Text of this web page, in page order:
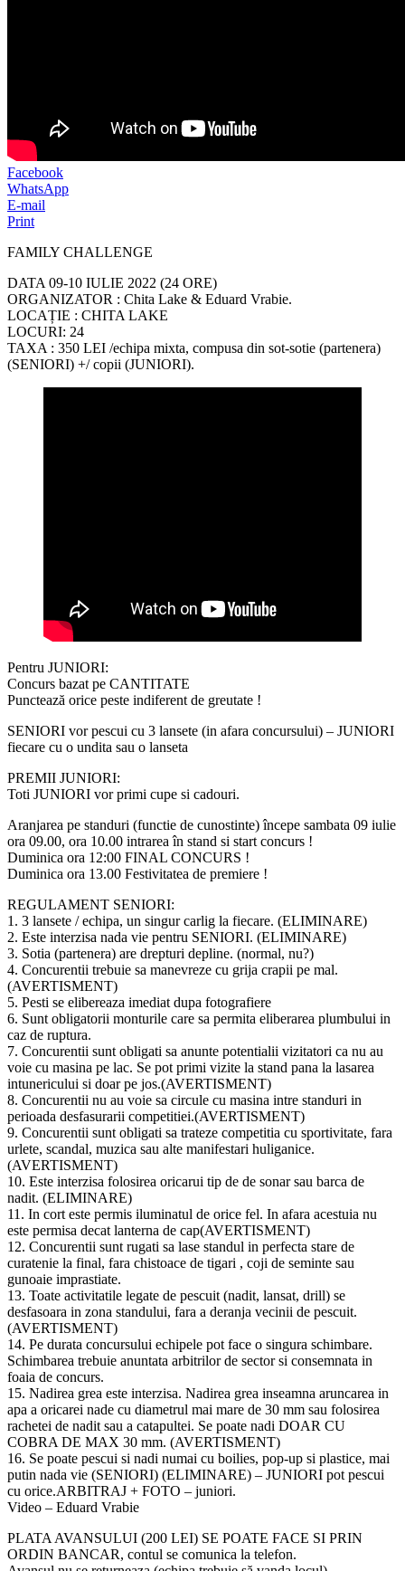
Facebook
WhatsApp
E-mail
Print
FAMILY CHALLENGE
DATA 09-10 IULIE 2022 (24 ORE)
ORGANIZATOR : Chita Lake & Eduard Vrabie.
LOCAȚIE : CHITA LAKE
LOCURI: 24
TAXA : 350 LEI /echipa mixta, compusa din sot-sotie (partenera)
(SENIORI) +/ copii (JUNIORI).
Pentru JUNIORI:
Concurs bazat pe CANTITATE
Punctează orice peste indiferent de greutate !
SENIORI vor pescui cu 3 lansete (in afara concursului) – JUNIORI
fiecare cu o undita sau o lanseta
PREMII JUNIORI:
Toti JUNIORI vor primi cupe si cadouri.
Aranjarea pe standuri (functie de cunostinte) începe sambata 09 iulie
ora 09.00, ora 10.00 intrarea în stand si start concurs !
Duminica ora 12:00 FINAL CONCURS !
Duminica ora 13.00 Festivitatea de premiere !
REGULAMENT SENIORI:
1. 3 lansete / echipa, un singur carlig la fiecare. (ELIMINARE)
2. Este interzisa nada vie pentru SENIORI. (ELIMINARE)
3. Sotia (partenera) are drepturi depline. (normal, nu?)
4. Concurentii trebuie sa manevreze cu grija crapii pe mal.
(AVERTISMENT)
5. Pesti se elibereaza imediat dupa fotografiere
6. Sunt obligatorii monturile care sa permita eliberarea plumbului in
caz de ruptura.
7. Concurentii sunt obligati sa anunte potentialii vizitatori ca nu au
voie cu masina pe lac. Se pot primi vizite la stand pana la lasarea
intunericului si doar pe jos.(AVERTISMENT)
8. Concurentii nu au voie sa circule cu masina intre standuri in
perioada desfasurarii competitiei.(AVERTISMENT)
9. Concurentii sunt obligati sa trateze competitia cu sportivitate, fara
urlete, scandal, muzica sau alte manifestari huliganice.
(AVERTISMENT)
10. Este interzisa folosirea oricarui tip de de sonar sau barca de
nadit. (ELIMINARE)
11. In cort este permis iluminatul de orice fel. In afara acestuia nu
este permisa decat lanterna de cap(AVERTISMENT)
12. Concurentii sunt rugati sa lase standul in perfecta stare de
curatenie la final, fara chistoace de tigari , coji de seminte sau
gunoaie imprastiate.
13. Toate activitatile legate de pescuit (nadit, lansat, drill) se
desfasoara in zona standului, fara a deranja vecinii de pescuit.
(AVERTISMENT)
14. Pe durata concursului echipele pot face o singura schimbare.
Schimbarea trebuie anuntata arbitrilor de sector si consemnata in
foaia de concurs.
15. Nadirea grea este interzisa. Nadirea grea inseamna aruncarea in
apa a oricarei nade cu diametrul mai mare de 30 mm sau folosirea
rachetei de nadit sau a catapultei. Se poate nadi DOAR CU
COBRA DE MAX 30 mm. (AVERTISMENT)
16. Se poate pescui si nadi numai cu boilies, pop-up si plastice, mai
putin nada vie (SENIORI) (ELIMINARE) – JUNIORI pot pescui
cu orice.ARBITRAJ + FOTO – juniori.
Video – Eduard Vrabie
PLATA AVANSULUI (200 LEI) SE POATE FACE SI PRIN
ORDIN BANCAR, contul se comunica la telefon.